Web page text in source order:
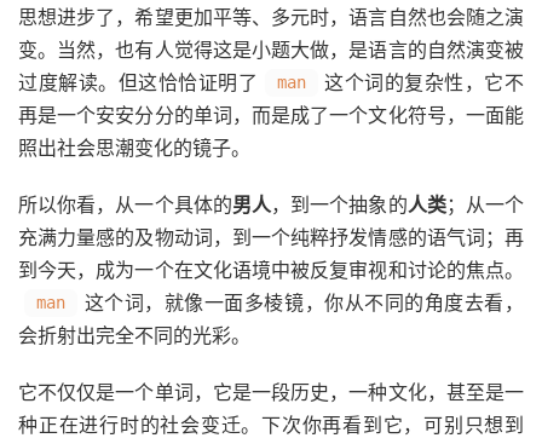
思想进步了，希望更加平等、多元时，语言自然也会随之演
变。当然，也有人觉得这是小题大做，是语言的自然演变被
过度解读。但这恰恰证明了
man
这个词的复杂性，它不
再是一个安安分分的单词，而是成了一个文化符号，一面能
照出社会思潮变化的镜子。
所以你看，从一个具体的男人，到一个抽象的人类；从一个
充满力量感的及物动词，到一个纯粹抒发情感的语气词；再
到今天，成为一个在文化语境中被反复审视和讨论的焦点。
man
这个词，就像一面多棱镜，你从不同的角度去看，
会折射出完全不同的光彩。
它不仅仅是一个单词，它是一段历史，一种文化，甚至是一
种正在进行时的社会变迁。下次你再看到它，可别只想到